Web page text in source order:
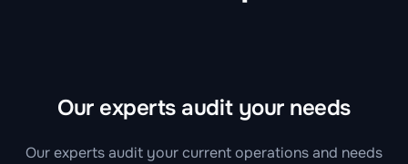
Our experts audit your needs
Our experts audit your current operations and needs